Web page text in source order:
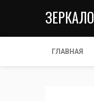
ЗЕРКАЛО
ГЛАВНАЯ